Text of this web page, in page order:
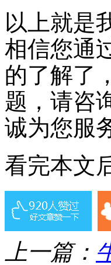
以上就是
相信您通
的了解了
题，请咨
诚为您服
看完本文
上一篇：